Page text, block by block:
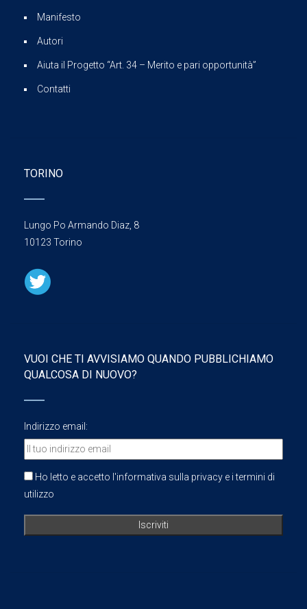
Manifesto
Autori
Aiuta il Progetto “Art. 34 – Merito e pari opportunità”
Contatti
TORINO
Lungo Po Armando Diaz, 8
10123 Torino
VUOI CHE TI AVVISIAMO QUANDO PUBBLICHIAMO
QUALCOSA DI NUOVO?
Indirizzo email:
Ho letto e accetto l'informativa sulla privacy e i termini di
utilizzo